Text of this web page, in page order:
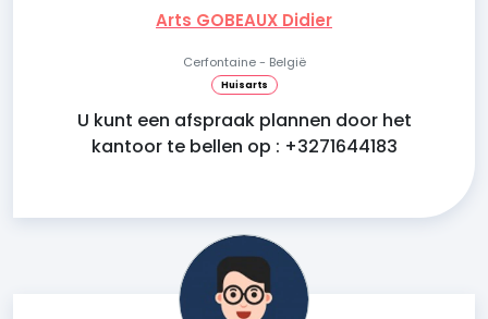
Arts GOBEAUX Didier
Cerfontaine - België
Huisarts
U kunt een afspraak plannen door het
kantoor te bellen op : +3271644183